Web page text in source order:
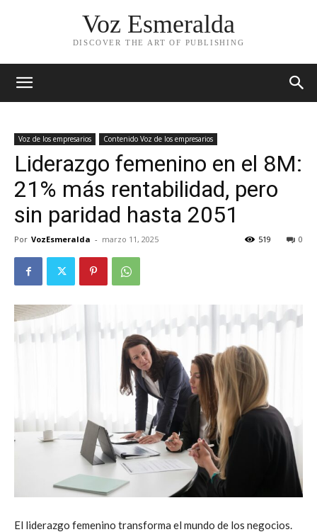
Voz Esmeralda
DISCOVER THE ART OF PUBLISHING
Voz de los empresarios Contenido Voz de los empresarios
Liderazgo femenino en el 8M:
21% más rentabilidad, pero
sin paridad hasta 2051
Por VozEsmeralda - marzo 11, 2025 0
519
El liderazgo femenino transforma el mundo de los negocios.